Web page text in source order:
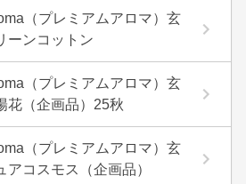
（プレミアムアロマ）玄
ーンコットン
（プレミアムアロマ）玄
花（企画品）25秋
（プレミアムアロマ）玄
コスモス（企画品）